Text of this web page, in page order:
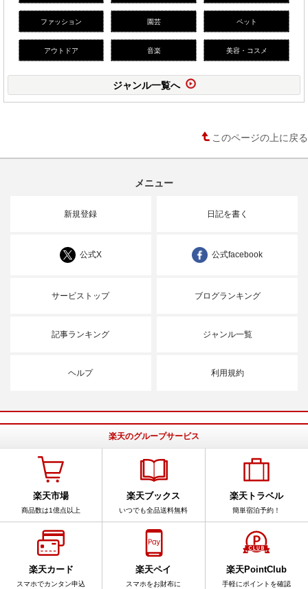
ファッション 園芸 ペット
アウトドア 音楽 美容・コスメ
ジャンル一覧へ
このページの上に戻る
メニュー
新規登録 日記を書く
公式X 公式facebook
サービストップ ブログランキング
記事ランキング ジャンル一覧
ヘルプ 利用規約
楽天のグループサービス
楽天市場
商品数は1億点以上
楽天ブックス
いつでも全品送料無料
楽天トラベル
簡単宿泊予約！
楽天カード
スマホでカンタン申込
楽天ペイ
スマホをお財布に
楽天PointClub
手軽にポイントを確認